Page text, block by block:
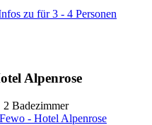
zu für 3 - 4 Personen
Alpenrose
2 Badezimmer
- Hotel Alpenrose